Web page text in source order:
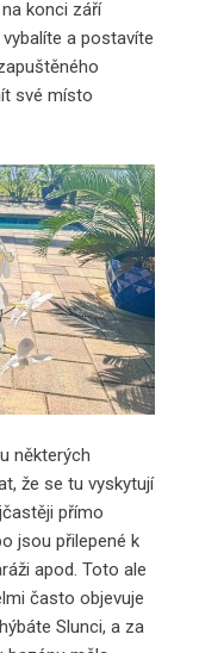
konci září
a postavíte
své místo
některých
že se tu vyskytují
přímo
jsou přilepené k
apod. Toto ale
často objevuje
Slunci, a za